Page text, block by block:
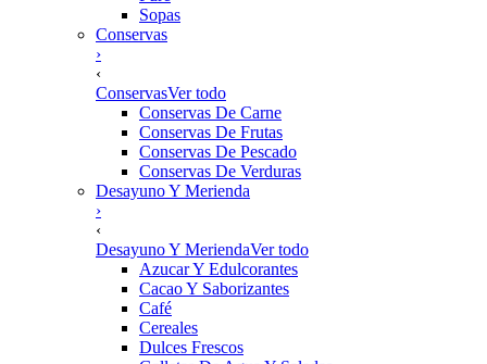
Sopas
Conservas
›
‹
ConservasVer todo
Conservas De Carne
Conservas De Frutas
Conservas De Pescado
Conservas De Verduras
Desayuno Y Merienda
›
‹
Desayuno Y MeriendaVer todo
Azucar Y Edulcorantes
Cacao Y Saborizantes
Café
Cereales
Dulces Frescos